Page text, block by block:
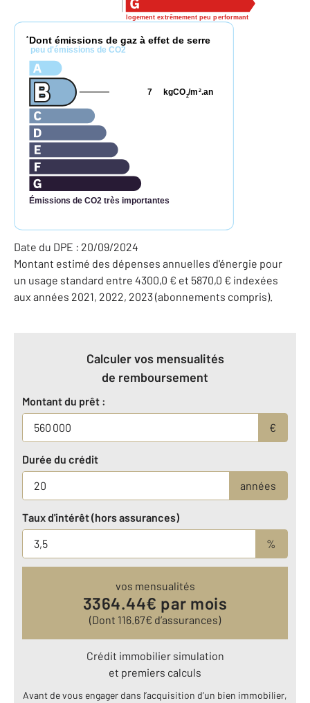
logement extrêmement peu performant
* Dont émissions de gaz à effet de serre
peu d'émissions de CO2
Émissions de CO2 très importantes
kgCO2/m 2.an
7
Date du DPE : 20/09/2024
Montant estimé des dépenses annuelles d'énergie pour
un usage standard entre 4300,0 € et 5870,0 € indexées
aux années 2021, 2022, 2023 (abonnements compris).
Calculer vos mensualités
de remboursement
Montant du prêt :
€
Durée du crédit
années
Taux d'intérêt (hors assurances)
%
vos mensualités
3364.44€ par mois
(Dont 116.67€ d’assurances)
Crédit immobilier simulation
et premiers calculs
Avant de vous engager dans l’acquisition d’un bien immobilier,